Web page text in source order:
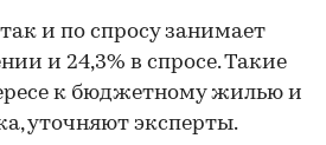
и по спросу занимает
и 24,3% в спросе. Такие
к бюджетному жилью и
уточняют эксперты.